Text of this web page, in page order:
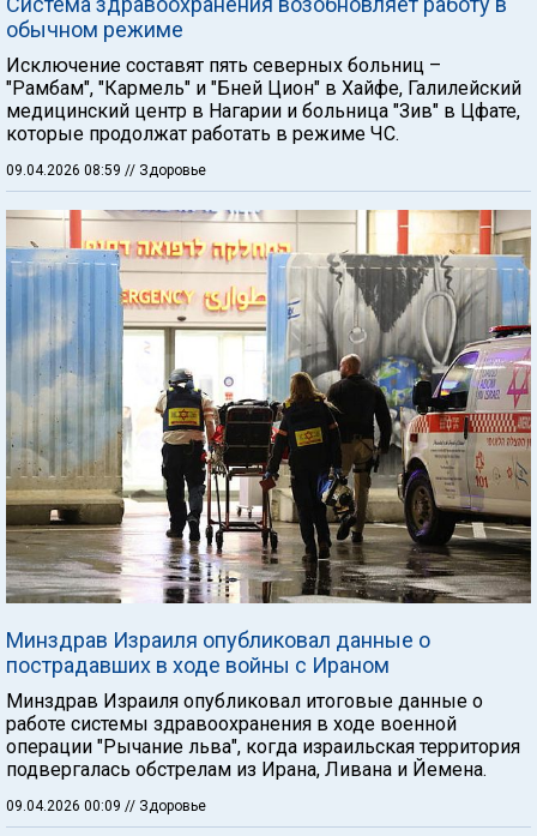
обычном режиме
Исключение составят пять северных больниц –
"Рамбам", "Кармель" и "Бней Цион" в Хайфе, Галилейский
медицинский центр в Нагарии и больница "Зив" в Цфате,
которые продолжат работать в режиме ЧС.
09.04.2026 08:59 // Здоровье
Минздрав Израиля опубликовал данные о
пострадавших в ходе войны с Ираном
Минздрав Израиля опубликовал итоговые данные о
работе системы здравоохранения в ходе военной
операции "Рычание льва", когда израильская территория
подвергалась обстрелам из Ирана, Ливана и Йемена.
09.04.2026 00:09 // Здоровье